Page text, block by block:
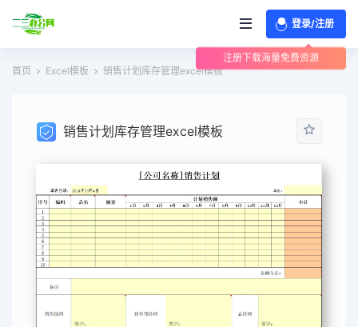
登录/注册
注册下载海量免费资源
首页 Excel模板 销售计划库存管理excel模板
销售计划库存管理excel模板